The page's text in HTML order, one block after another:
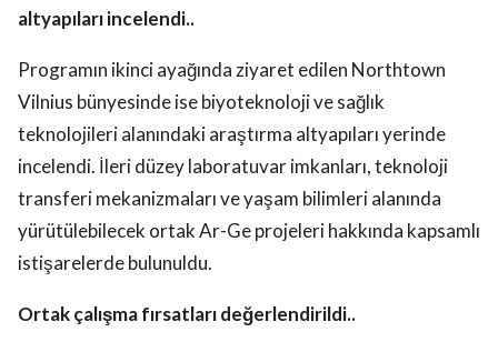
altyapıları incelendi..
Programın ikinci ayağında ziyaret edilen Northtown
Vilnius bünyesinde ise biyoteknoloji ve sağlık
teknolojileri alanındaki araştırma altyapıları yerinde
incelendi. İleri düzey laboratuvar imkanları, teknoloji
transferi mekanizmaları ve yaşam bilimleri alanında
yürütülebilecek ortak Ar-Ge projeleri hakkında kapsamlı
istişarelerde bulunuldu.
Ortak çalışma fırsatları değerlendirildi..